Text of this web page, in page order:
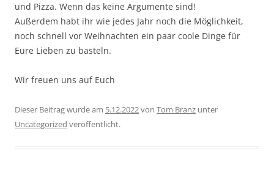
und Pizza. Wenn das keine Argumente sind!
Außerdem habt ihr wie jedes Jahr noch die Möglichkeit,
noch schnell vor Weihnachten ein paar coole Dinge für
Eure Lieben zu basteln.
Wir freuen uns auf Euch
Dieser Beitrag wurde am 5.12.2022von Tom Branz unter
Uncategorized veröffentlicht.